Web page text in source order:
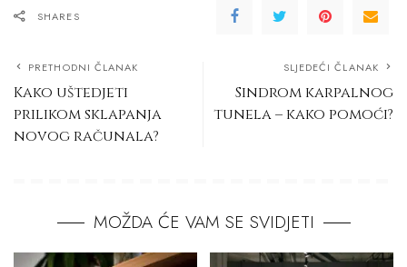
SHARES
PRETHODNI ČLANAK
Kako uštedjeti
prilikom sklapanja
novog računala?
SLJEDEĆI ČLANAK
Sindrom karpalnog
tunela – kako pomoći?
MOŽDA ĆE VAM SE SVIDJETI